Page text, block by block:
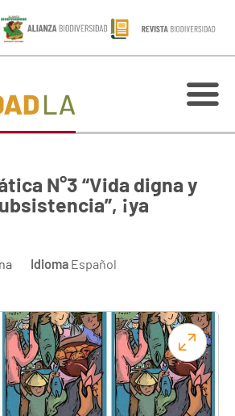
N°3 “Vida digna y
¡ya
Idioma Español